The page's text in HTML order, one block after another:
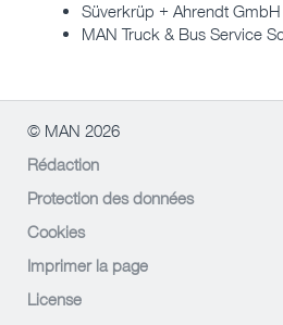
Süverkrüp + Ahrendt
MAN Truck & Bus Service
© MAN 2026
Rédaction
Protection des données
Cookies
Imprimer la page
License